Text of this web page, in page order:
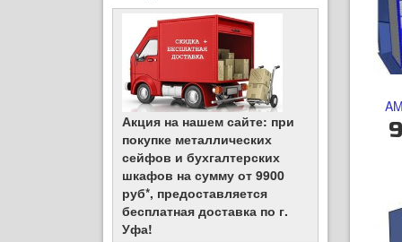
Акция на нашем сайте: при
покупке металлических
сейфов и бухгалтерских
шкафов на сумму от 9900
руб*, предоставляется
бесплатная доставка по г.
Уфа!